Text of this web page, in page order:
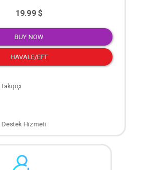
19.99 $
BUY NOW
HAVALE/EFT
Destek Hizmeti